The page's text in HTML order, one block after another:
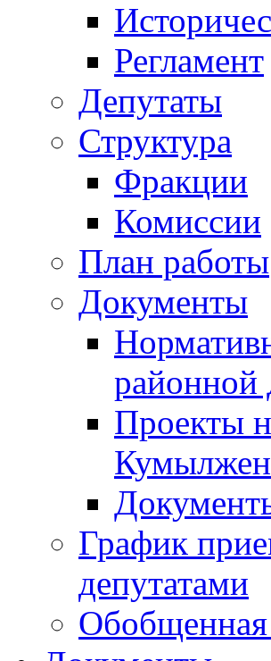
Регламент
Депутаты
Структура
Фракции
Комиссии
План работы
Документы
Проекты
График
депутатами